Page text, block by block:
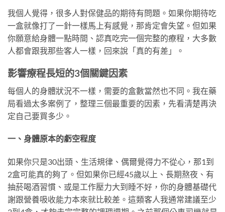
我個人覺得，很多人對保健品的期待有問題。如果你期待吃
一盒就像打了一針一樣馬上有感覺，那肯定會失望。但如果
你願意給身體一點時間、認真吃完一個完整的療程，大多數
人都會跟我那些客人一樣，回來說「真的有差」。
影響療程長短的3個關鍵因素
每個人的身體狀況不一樣，需要的盒數當然也不同。我在藥
局看過太多案例了，整理三個最重要的因素，先看清楚再決
定自己要買多少。
一、身體原本的虧空程度
如果你只是30出頭、生活規律、偶爾覺得力不從心，那1到
2盒可能真的夠了。但如果你已經45歲以上、長期熬夜、有
抽菸喝酒習慣、或是工作壓力大到睡不好，你的身體基礎代
謝跟營養吸收能力本來就比較差。這類客人我通常建議至少